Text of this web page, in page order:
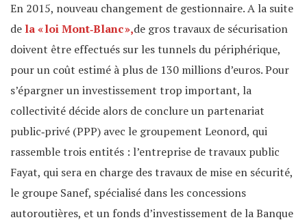
En 2015, nouveau changement de gestionnaire. A la suite
de la « loi Mont‐Blanc »,de gros travaux de sécurisation
doivent être effectués sur les tunnels du périphérique,
pour un coût estimé à plus de 130 millions d’euros. Pour
s’épargner un investissement trop important, la
collectivité décide alors de conclure un partenariat
public‐privé (PPP) avec le groupement Leonord, qui
rassemble trois entités : l’entreprise de travaux public
Fayat, qui sera en charge des travaux de mise en sécurité,
le groupe Sanef, spécialisé dans les concessions
autoroutières, et un fonds d’investissement de la Banque